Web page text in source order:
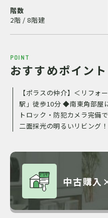
階数
2階 / 8階建
POINT
おすすめポイント
【ポラスの仲介】＜リフ
駅」徒歩10分 ◆南東角部屋
トロック・防犯カメラ完備
二面採光の明るいリビング！
中古購入